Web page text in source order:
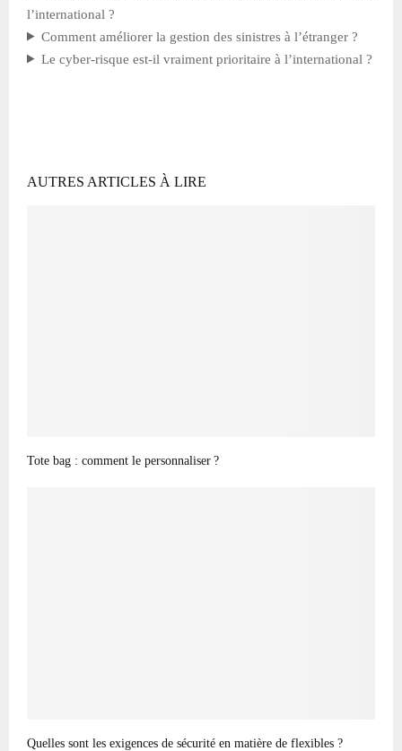
l’international ?
Comment améliorer la gestion des sinistres à l’étranger ?
Le cyber-risque est-il vraiment prioritaire à l’international ?
AUTRES ARTICLES À LIRE
Tote bag : comment le personnaliser ?
Quelles sont les exigences de sécurité en matière de flexibles ?